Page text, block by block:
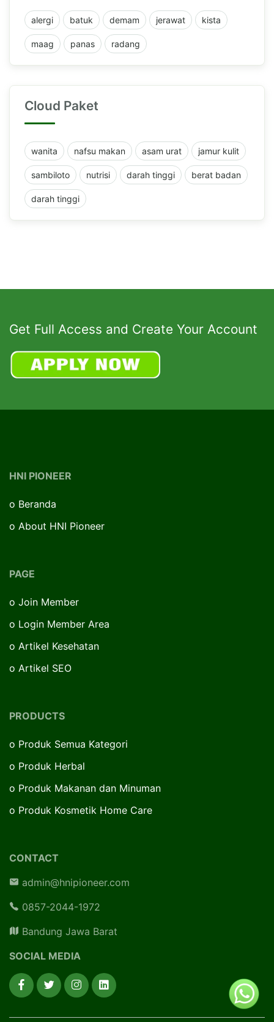
alergi batuk demam jerawat kista
maag panas radang
Cloud Paket
wanita nafsu makan asam urat jamur kulit
sambiloto nutrisi darah tinggi berat badan
darah tinggi
Get Full Access and Create Your Account
HNI PIONEER
o Beranda
o About HNI Pioneer
PAGE
o Join Member
o Login Member Area
o Artikel Kesehatan
o Artikel SEO
PRODUCTS
o Produk Semua Kategori
o Produk Herbal
o Produk Makanan dan Minuman
o Produk Kosmetik Home Care
CONTACT
admin@hnipioneer.com
0857-2044-1972
Bandung Jawa Barat
SOCIAL MEDIA